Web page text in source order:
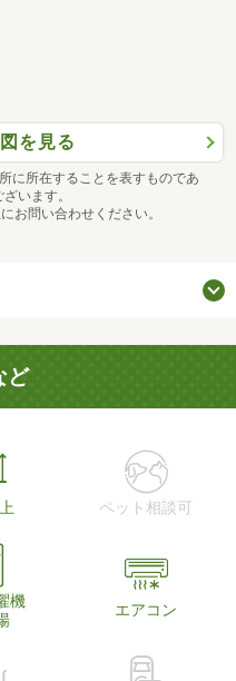
を見る
に所在することを表すものであ
います。
お問い合わせください。
ど
ペット相談可
機
エアコン